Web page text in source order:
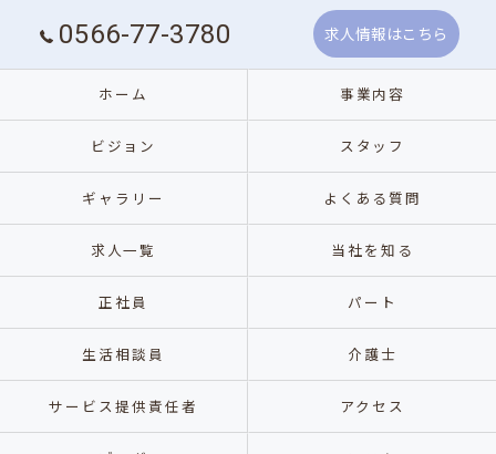
0566-77-3780 求人情報はこちら
ホーム 事業内容
ビジョン スタッフ
ギャラリー よくある質問
求人一覧 当社を知る
正社員 パート
生活相談員 介護士
サービス提供責任者 アクセス